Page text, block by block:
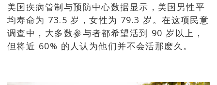
美国疾病管制与预防中心数据显示，美国男性平
均寿命为 73.5 岁，女性为 79.3 岁。在这项民意
调查中，大多数参与者都希望活到 90 岁以上，
但将近 60% 的人认为他们并不会活那麽久。